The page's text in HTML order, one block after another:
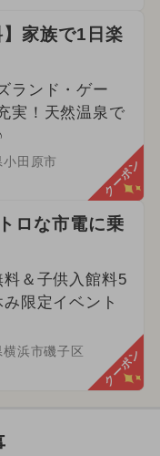
家族で1日楽
ランド・ゲー
実！天然温泉で
田原市 クーポン
ロな市電に乗
料＆子供入館料5
限定イベント
浜市磯子区 クーポン